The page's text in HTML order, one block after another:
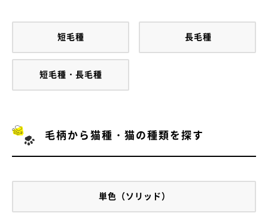
短毛種 長毛種
短毛種・長毛種
毛柄から猫種・猫の種類を探す
単色（ソリッド）